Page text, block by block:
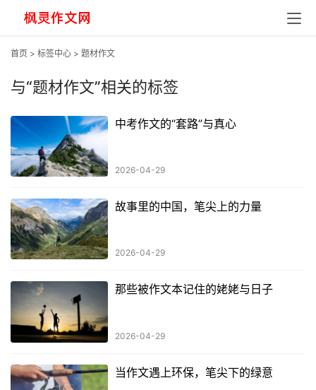
首页 > 标签中心 > 题材作文
与“题材作文”相关的标签
中考作文的“套路”与真心
2026-04-29
故事里的中国，笔尖上的力量
2026-04-29
那些被作文本记住的姥姥与日子
2026-04-29
当作文遇上环保，笔尖下的绿意